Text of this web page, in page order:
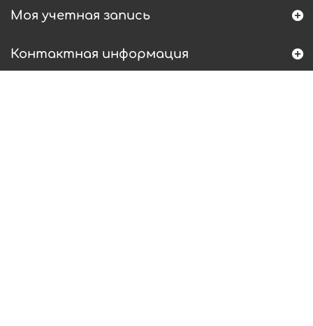
Моя учетная запись
Контактная информация